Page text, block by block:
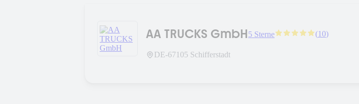
AA TRUCKS GmbH5 Sterne (10)
DE-67105 Schifferstadt